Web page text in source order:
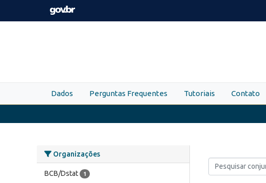
Skip to main content
Dados Perguntas Frequentes Tutoriais Contato
Organizações
BCB/Dstat 1